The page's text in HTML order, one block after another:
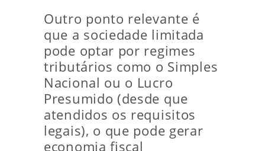
Outro ponto relevante é
que a sociedade limitada
pode optar por regimes
tributários como o Simples
Nacional ou o Lucro
Presumido (desde que
atendidos os requisitos
legais), o que pode gerar
economia fiscal